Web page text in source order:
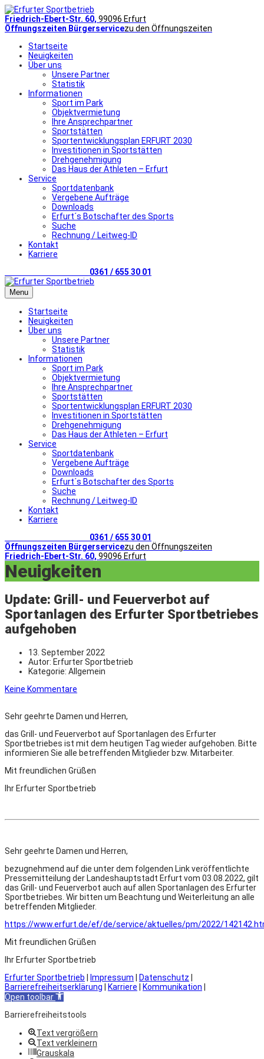
Friedrich-Ebert-Str. 60, 99096 Erfurt
Öffnungszeiten Bürgerservicezu den Öffnungszeiten
Startseite
Neuigkeiten
Über uns
Unsere Partner
Statistik
Informationen
Sport im Park
Objektvermietung
Ihre Ansprechpartner
Sportstätten
Sportentwicklungsplan ERFURT 2030
Investitionen in Sportstätten
Drehgenehmigung
Das Haus der Athleten – Erfurt
Service
Sportdatenbank
Vergebene Aufträge
Downloads
Erfurt´s Botschafter des Sports
Suche
Rechnung / Leitweg-ID
Kontakt
Karriere
0361 / 655 30 01
Menu
Startseite
Neuigkeiten
Über uns
Unsere Partner
Statistik
Informationen
Sport im Park
Objektvermietung
Ihre Ansprechpartner
Sportstätten
Sportentwicklungsplan ERFURT 2030
Investitionen in Sportstätten
Drehgenehmigung
Das Haus der Athleten – Erfurt
Service
Sportdatenbank
Vergebene Aufträge
Downloads
Erfurt´s Botschafter des Sports
Suche
Rechnung / Leitweg-ID
Kontakt
Karriere
0361 / 655 30 01
Öffnungszeiten Bürgerservicezu den Öffnungszeiten
Friedrich-Ebert-Str. 60, 99096 Erfurt
Neuigkeiten
Update: Grill- und Feuerverbot auf
Sportanlagen des Erfurter Sportbetriebes
aufgehoben
13. September 2022
Autor: Erfurter Sportbetrieb
Kategorie: Allgemein
Keine Kommentare
Sehr geehrte Damen und Herren,
das Grill- und Feuerverbot auf Sportanlagen des Erfurter
Sportbetriebes ist mit dem heutigen Tag wieder aufgehoben. Bitte
informieren Sie alle betreffenden Mitglieder bzw. Mitarbeiter.
Mit freundlichen Grüßen
Ihr Erfurter Sportbetrieb
Sehr geehrte Damen und Herren,
bezugnehmend auf die unter dem folgenden Link veröffentlichte
Pressemitteilung der Landeshauptstadt Erfurt vom 03.08.2022, gilt
das Grill- und Feuerverbot auch auf allen Sportanlagen des Erfurter
Sportbetriebes. Wir bitten um Beachtung und Weiterleitung an alle
betreffenden Mitglieder.
https://www.erfurt.de/ef/de/service/aktuelles/pm/2022/
Mit freundlichen Grüßen
Ihr Erfurter Sportbetrieb
Erfurter Sportbetrieb | Impressum | Datenschutz |
Barrierefreiheitserklärung | Karriere | Kommunikation |
Open toolbar
Barrierefreiheitstools
Text vergrößern
Text verkleinern
Grauskala